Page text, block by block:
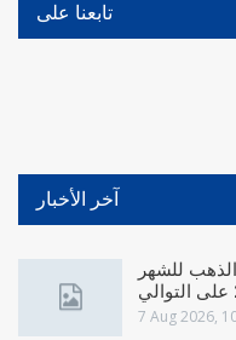
تابعنا على
آخر الأخبار
للشهر
7 Aug 2026,